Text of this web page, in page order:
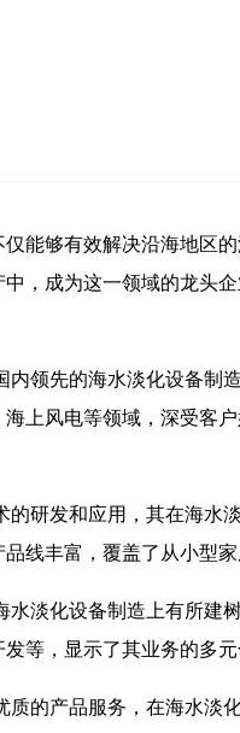
能够有效解决沿海地区
，成为这一领域的龙头
领先的海水淡化设备制
上风电等领域，深受客
研发和应用，其在海水
线丰富，覆盖了从小型
淡化设备制造上有所建
等，显示了其业务的多元
的产品服务，在海水淡